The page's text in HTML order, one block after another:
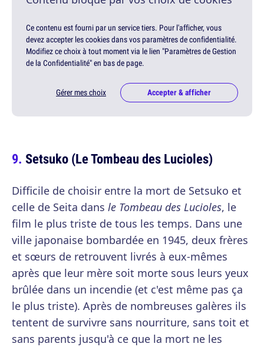
Ce contenu est fourni par un service tiers. Pour l'afficher, vous
devez accepter les cookies dans vos paramètres de confidentialité.
Modifiez ce choix à tout moment via le lien "Paramètres de Gestion
de la Confidentialité" en bas de page.
Gérer mes choix Accepter & afficher
Setsuko (Le Tombeau des Lucioles)
Difficile de choisir entre la mort de Setsuko et
celle de Seita dans le Tombeau des Lucioles, le
film le plus triste de tous les temps. Dans une
ville japonaise bombardée en 1945, deux frères
et sœurs de retrouvent livrés à eux-mêmes
après que leur mère soit morte sous leurs yeux
brûlée dans un incendie (et c'est même pas ça
le plus triste). Après de nombreuses galères ils
tentent de survivre sans nourriture, sans toit et
sans parents jusqu'à ce que la mort ne les